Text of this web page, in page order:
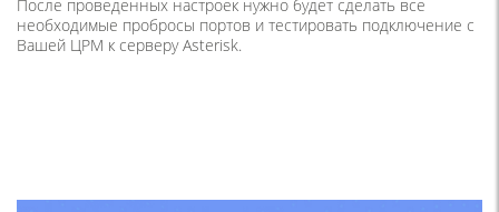
После проведенных настроек нужно будет сделать все
необходимые пробросы портов и тестировать подключение с
Вашей ЦРМ к серверу Asterisk.